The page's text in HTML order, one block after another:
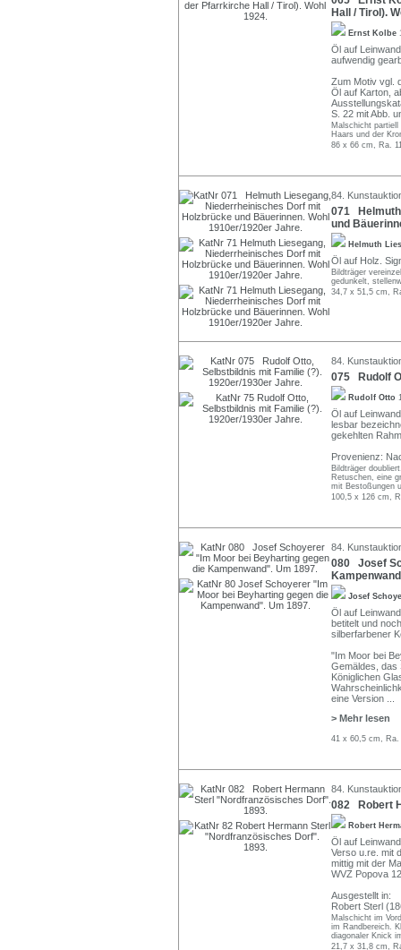
Hall / Tirol).
Ernst Kolbe
Öl auf
aufwendig
Zum Motiv vgl.
Öl auf Karton,
S. 22 mit Abb.
Malschicht
Haars und der
86 x 66 cm, Ra.
84.
071 Helmuth
und
Helmuth
Öl auf Holz.
Bildträger
gedunkelt,
34,7 x 51,5 cm,
84.
075 Rudolf
Rudolf Otto
Öl auf
lesbar
gekehlten
Provenienz:
Bildträger
Retuschen, eine
mit Bestoßungen
100,5 x 126 cm,
84.
080 Josef
Josef
Öl auf
betitelt und
silberfarbener
"Im Moor bei
Gemäldes, das
Königlichen
eine Version
> Mehr lesen
41 x 60,5 cm,
84.
082 Robert
Robert
Öl auf
Verso u.re. mit
mittig mit der
WVZ Popova
Ausgestellt in:
Robert Sterl
Malschicht im
im Randbereich.
diagonaler Knick
21,7 x 31,8 cm,